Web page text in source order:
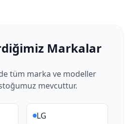
Markalar
tüm marka ve modeller
mevcuttur.
LG